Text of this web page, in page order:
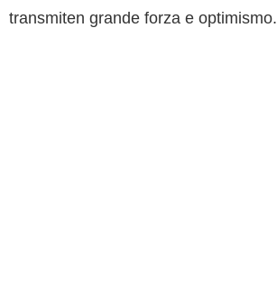
transmiten grande forza e optimismo.